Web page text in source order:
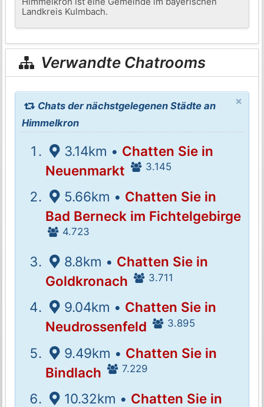
Landkreis Kulmbach.
Verwandte Chatrooms
×
Chats der nächstgelegenen Städte an
Himmelkron
3.14km • Chatten Sie in
Neuenmarkt
3.145
5.66km • Chatten Sie in
Bad Berneck im Fichtelgebirge
4.723
8.8km • Chatten Sie in
Goldkronach
3.711
9.04km • Chatten Sie in
Neudrossenfeld
3.895
9.49km • Chatten Sie in
Bindlach
7.229
10.32km • Chatten Sie in